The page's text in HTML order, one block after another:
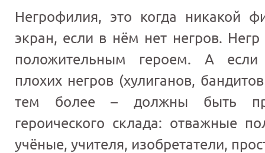
Негрофилия, это когда никакой
экран, если в нём нет негров.
положительным героем. А если
плохих негров (хулиганов,
тем более – должны быть
героического склада: отважные
учёные, учителя, изобретатели,